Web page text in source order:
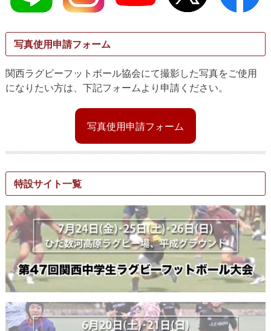
写真使用申請フォーム
関西ラグビーフットボール協会にて撮影した写真をご使用
になりたい方は、下記フォームより申請ください。
写真使用申請フォーム
特設サイト一覧